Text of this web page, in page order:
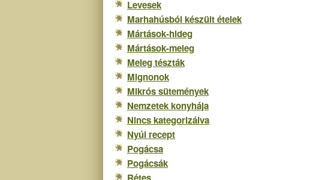
Levesek
Marhahúsból készült ételek
Mártások-hideg
Mártások-meleg
Meleg tészták
Mignonok
Mikrós sütemények
Nemzetek konyhája
Nincs kategorizálva
Nyúl recept
Pogácsa
Pogácsák